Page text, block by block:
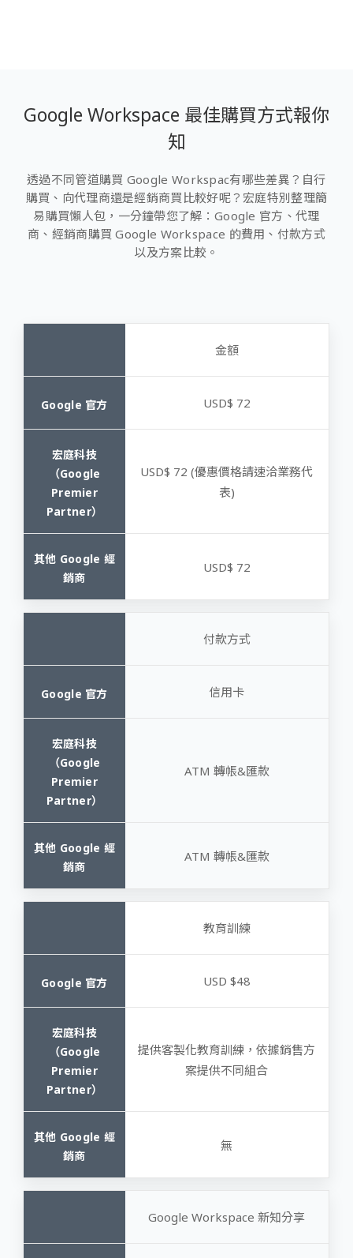
Google Workspace 最佳購買方式報你
知
透過不同管道購買 Google Workspac有哪些差異？自行
購買、向代理商還是經銷商買比較好呢？宏庭特別整理簡
易購買懶人包，一分鐘帶您了解：Google 官方、代理
商、經銷商購買 Google Workspace 的費用、付款方式
以及方案比較。
金額
USD$ 72
USD$ 72 (優惠價格請速洽業務代
表)
USD$ 72
付款方式
信用卡
ATM 轉帳&匯款
ATM 轉帳&匯款
教育訓練
USD $48
提供客製化教育訓練，依據銷售方
案提供不同組合
無
Google Workspace 新知分享